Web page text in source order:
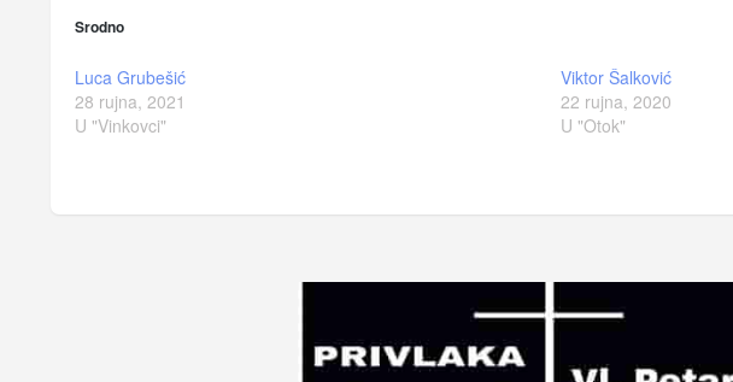
Srodno
Luca Grubešić
28 rujna, 2021
U "Vinkovci"
Viktor Šalković
22 rujna, 2020
U "Otok"